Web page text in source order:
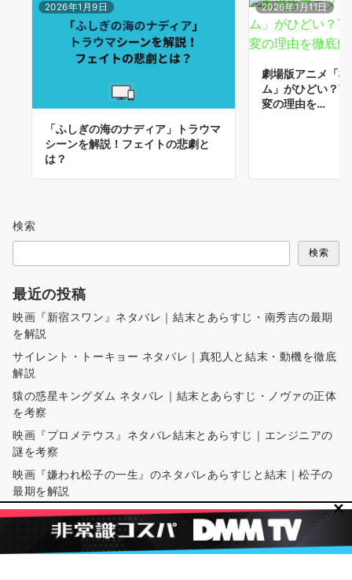
2026年1月9日
「ふしぎの海のナディア」トラウマ
シーンを解説！フェイトの悲劇と
は？
2026年1月11日
劇場版アニメ「
ム」がひどい？
変の理由を…
検索
検索
最近の投稿
映画『新宿スワン』ネタバレ｜結末とあらすじ・南秀吉の最期
を解説
サイレント・トーキョー ネタバレ｜真犯人と結末・動機を徹底
解説
猿の惑星キングダム ネタバレ｜結末とあらすじ・ノヴァの正体
を考察
映画『プロメテウス』ネタバレ結末とあらすじ｜エンジニアの
謎を考察
映画『嫌われ松子の一生』のネタバレあらすじと結末｜松子の
最期を解説
最近のコメント
✕